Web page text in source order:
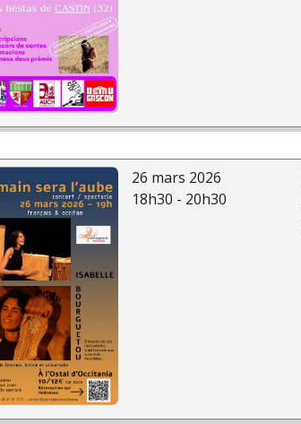
26 mars 2026
18h30 - 20h30